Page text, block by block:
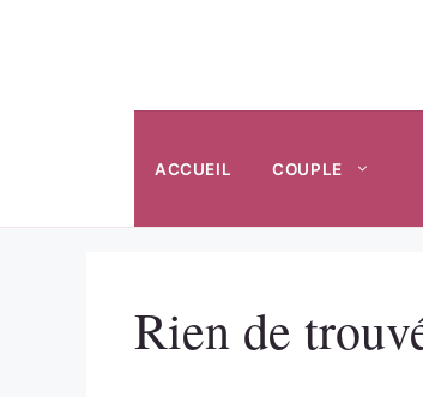
ACCUEIL COUPLE
Rien de